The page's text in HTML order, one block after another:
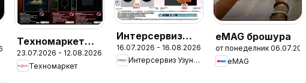
Техномаркет
брошура
23.07.2026 - 12.08.2026
Техномаркет
Интерсервиз
Узунови
брошура
16.07.2026 - 16.08.2026
Интерсервиз Узунови
eMAG брошура
от понеделник 06.07.2026
eMAG